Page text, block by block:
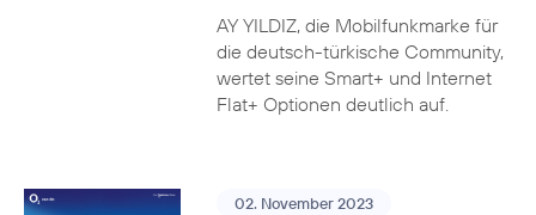
AY YILDIZ, die Mobilfunkmarke für
die deutsch-türkische Community,
wertet seine Smart+ und Internet
Flat+ Optionen deutlich auf.
02. November 2023